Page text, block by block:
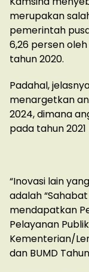
merupakan
pemerintah
6,26 persen
tahun 2020.
Padahal,
menargetkan
2024, dimana
pada tahun
“Inovasi lain
adalah
mendapatkan
Pelayanan
Kementerian/
dan BUMD